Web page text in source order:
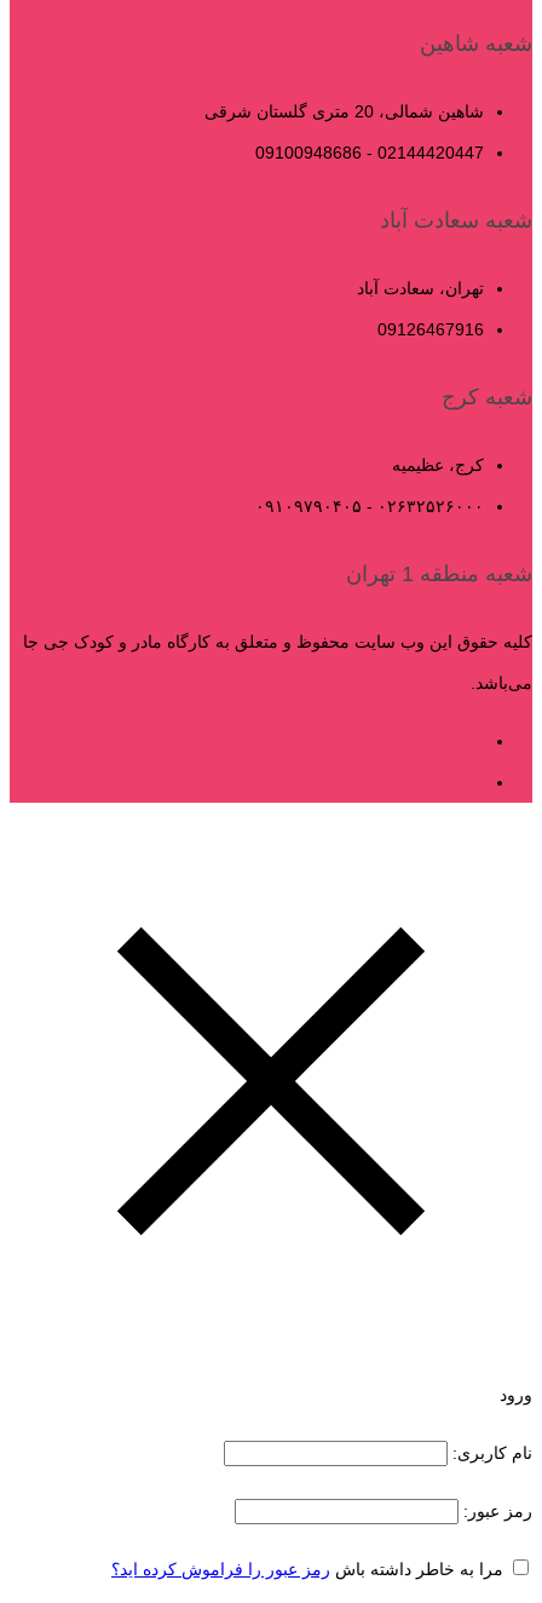
شعبه شاهین
شاهین شمالی، 20 متری گلستان شرقی
02144420447 - 09100948686
شعبه سعادت آباد
تهران، سعادت آباد
09126467916
شعبه کرج
کرج، عظیمیه
۰۲۶۳۲۵۲۶۰۰۰ - ۰۹۱۰۹۷۹۰۴۰۵
شعبه منطقه 1 تهران
کلیه حقوق این وب سایت محفوظ و متعلق به کارگاه مادر و کودک جی جا
می‌باشد.
ورود
نام کاربری:
رمز عبور:
مرا به خاطر داشته باش رمز عبور را فراموش کرده اید؟